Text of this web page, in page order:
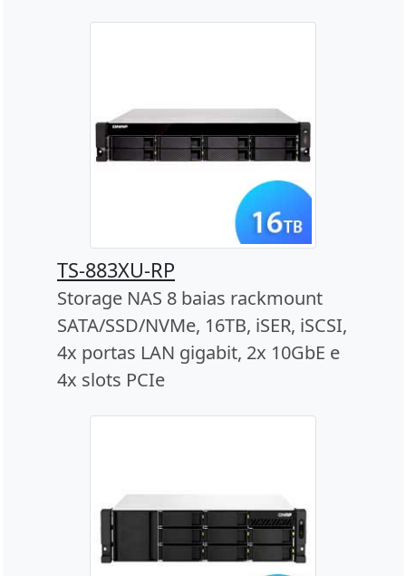
TS-883XU-RP
Storage NAS 8 baias rackmount
SATA/SSD/NVMe, 16TB, iSER, iSCSI,
4x portas LAN gigabit, 2x 10GbE e
4x slots PCIe